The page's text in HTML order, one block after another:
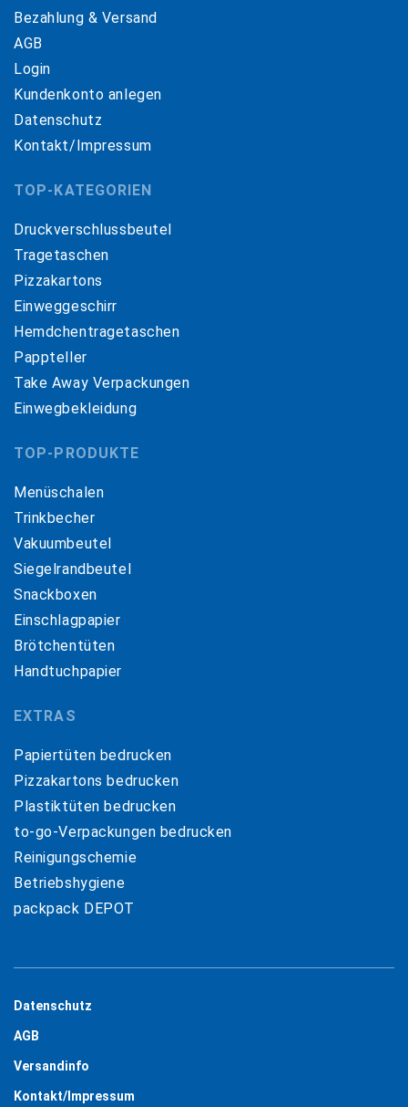
Bezahlung & Versand
AGB
Login
Kundenkonto anlegen
Datenschutz
Kontakt/Impressum
TOP-KATEGORIEN
Druckverschlussbeutel
Tragetaschen
Pizzakartons
Einweggeschirr
Hemdchentragetaschen
Pappteller
Take Away Verpackungen
Einwegbekleidung
TOP-PRODUKTE
Menüschalen
Trinkbecher
Vakuumbeutel
Siegelrandbeutel
Snackboxen
Einschlagpapier
Brötchentüten
Handtuchpapier
EXTRAS
Papiertüten bedrucken
Pizzakartons bedrucken
Plastiktüten bedrucken
to-go-Verpackungen bedrucken
Reinigungschemie
Betriebshygiene
packpack DEPOT
Datenschutz
AGB
Versandinfo
Kontakt/Impressum